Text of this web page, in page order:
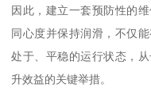
因此，建立一套预防性的
同心度并保持润滑，不仅
处于、平稳的运行状态，
升效益的关键举措。